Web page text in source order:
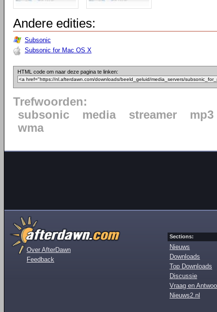
Andere edities:
Subsonic
Subsonic for Mac OS X
HTML code om naar deze pagina te linken:
Trefwoorden:
subsonic
media streamer
mp3
wma
Over AfterDawn
Feedback
Sections:
Nieuws
Downloads
Top Downloads
Discussie
Vraag en
Nieuws2.nl